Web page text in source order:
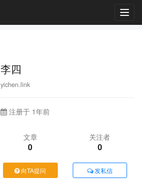
李四
yichen.link
注册于 1年前
文章
0
关注者
0
向TA提问 发私信